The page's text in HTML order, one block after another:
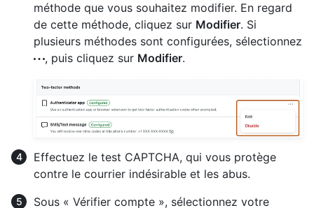
méthode que vous souhaitez modifier. En regard
de cette méthode, cliquez sur Modifier. Si
plusieurs méthodes sont configurées, sélectionnez
, puis cliquez sur Modifier.
Effectuez le test CAPTCHA, qui vous protège
contre le courrier indésirable et les abus.
Sous « Vérifier compte », sélectionnez votre